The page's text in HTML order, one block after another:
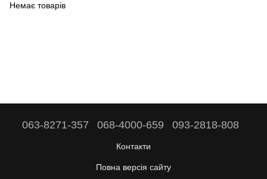
Немає товарів
063-8271-357 068-4000-659 093-2818-808
Контакти
Повна версія сайту